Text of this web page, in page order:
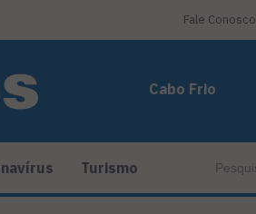
Fale Conosco
Cabo Frio
Turismo